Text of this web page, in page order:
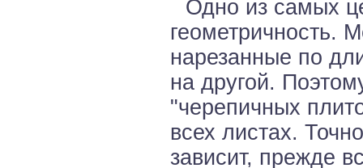
Одно из самых
геометричность.
нарезанные по
на другой.
"черепичных
всех листах.
зависит, прежде